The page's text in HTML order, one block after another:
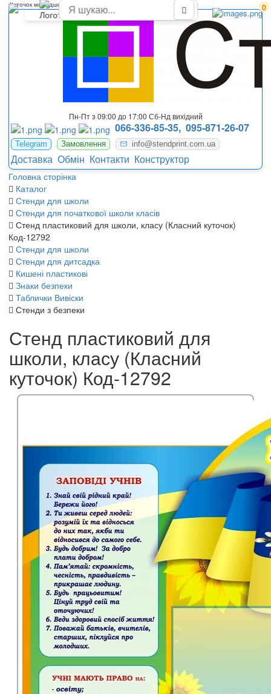
0
Пн-Пт з 09:00 до 17:00 Сб-Нд вихідний
066-336-85-35, 095-871-26-07
Telegram Замовлення info@stendprint.com.ua
Доставка Обмін Контакти Конструктор
Головна сторінка
Каталог
Стенди для школи
Стенди для початкової школи класів
Стенд пластиковий для школи, класу (Класний куточок)
Код-12792
Стенди для школи
Стенди для дитсадка
Кишені пластикові
Знаки безпеки
Таблички Вивіски
Стенди з безпеки
Куточок молодшого класу в школі
Стенд пластиковий для
школи, класу (Класний
куточок) Код-12792